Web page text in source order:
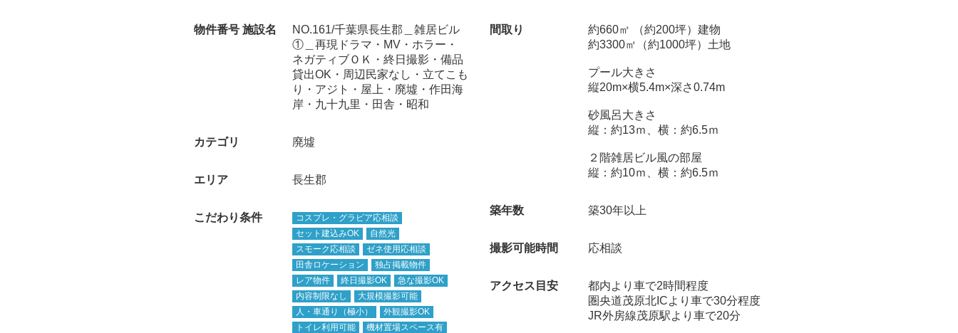
物件番号 施設名
NO.161/千葉県長生郡＿雑居ビル
①＿再現ドラマ・MV・ホラー・
ネガティブＯＫ・終日撮影・備品
貸出OK・周辺民家なし・立てこも
り・アジト・屋上・廃墟・作田海
岸・九十九里・田舎・昭和
カテゴリ 廃墟
エリア 長生郡
こだわり条件
コスプレ・グラビア応相談
セット建込みOK
自然光
スモーク応相談
ゼネ使用応相談
田舎ロケーション
独占掲載物件
レア物件
終日撮影OK
急な撮影OK
内容制限なし
大規模撮影可能
人・車通り（極小）
外観撮影OK
トイレ利用可能
機材置場スペース有
間取り
約660㎡ （約200坪）建物
約3300㎡（約1000坪）土地
プール大きさ
縦20m×横5.4m×深さ0.74m
砂風呂大きさ
縦：約13ｍ、横：約6.5ｍ
２階雑居ビル風の部屋
縦：約10ｍ、横：約6.5ｍ
築年数 築30年以上
撮影可能時間 応相談
アクセス目安
都内より車で2時間程度
圏央道茂原北ICより車で30分程度
JR外房線茂原駅より車で20分